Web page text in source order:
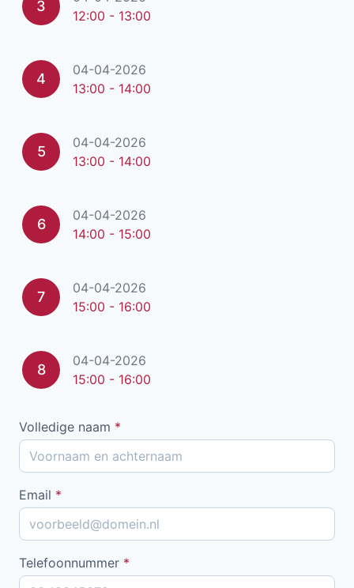
3
12:00 - 13:00
4
04-04-2026
13:00 - 14:00
5
04-04-2026
13:00 - 14:00
6
04-04-2026
14:00 - 15:00
7
04-04-2026
15:00 - 16:00
8
04-04-2026
15:00 - 16:00
Volledige naam *
Email *
Telefoonnummer *